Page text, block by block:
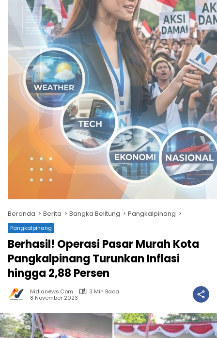
Beranda Berita Bangka Belitung Pangkalpinang
Pangkalpinang
Berhasil! Operasi Pasar Murah Kota
Pangkalpinang Turunkan Inflasi
hingga 2,88 Persen
Nidianews.com
3 Min Baca
8 November 2023